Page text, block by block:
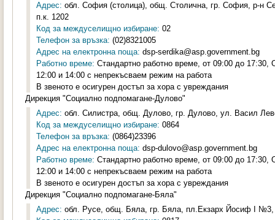
Адрес: обл. София (столица), общ. Столична, гр. София, р-н
п.к. 1202
Код за междуселищно избиране: 02
Телефон за връзка: (02)8321005
Адрес на електронна поща: dsp-serdika@asp.government.bg
Работно време: Стандартно работно време, от 09:00 до
12:00 и 14:00 с непрекъсваем режим на работа
В звеното е осигурен достъп за хора с увреждания
Дирекция "Социално подпомагане-Дулово"
Адрес: обл. Силистра, общ. Дулово, гр. Дулово, ул. Васил
Код за междуселищно избиране: 0864
Телефон за връзка: (0864)23396
Адрес на електронна поща: dsp-dulovo@asp.government.bg
Работно време: Стандартно работно време, от 09:00 до
12:00 и 14:00 с непрекъсваем режим на работа
В звеното е осигурен достъп за хора с увреждания
Дирекция "Социално подпомагане-Бяла"
Адрес: обл. Русе, общ. Бяла, гр. Бяла, пл.Екзарх Йосиф I №3,